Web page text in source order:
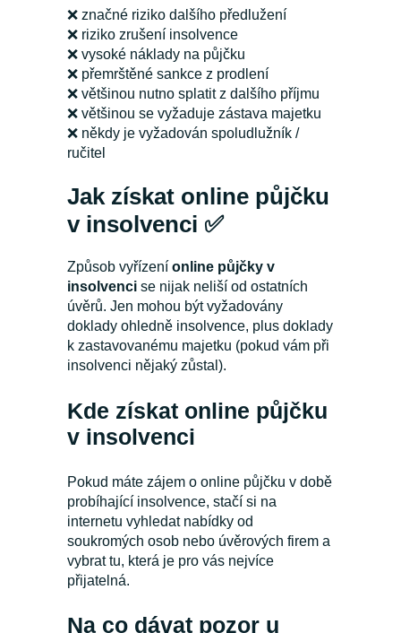
❌ značné riziko dalšího předlužení
❌ riziko zrušení insolvence
❌ vysoké náklady na půjčku
❌ přemrštěné sankce z prodlení
❌ většinou nutno splatit z dalšího příjmu
❌ většinou se vyžaduje zástava majetku
❌ někdy je vyžadován spoludlužník /
ručitel
Jak získat online půjčku
v insolvenci ✅
Způsob vyřízeníonline půjčky v
insolvenci se nijak neliší od ostatních
úvěrů. Jen mohou být vyžadovány
doklady ohledně insolvence, plus doklady
k zastavovanému majetku (pokud vám při
insolvenci nějaký zůstal).
Kde získat online půjčku
v insolvenci
Pokud máte zájem o online půjčku v době
probíhající insolvence, stačí si na
internetu vyhledat nabídky od
soukromých osob nebo úvěrových firem a
vybrat tu, která je pro vás nejvíce
přijatelná.
Na co dávat pozor u